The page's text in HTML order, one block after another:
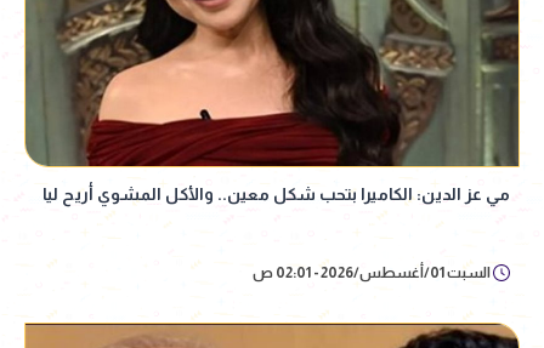
مي عز الدين: الكاميرا بتحب شكل معين.. والأكل المشوي أريح ليا
السبت 01/أغسطس/2026 - 02:01 ص